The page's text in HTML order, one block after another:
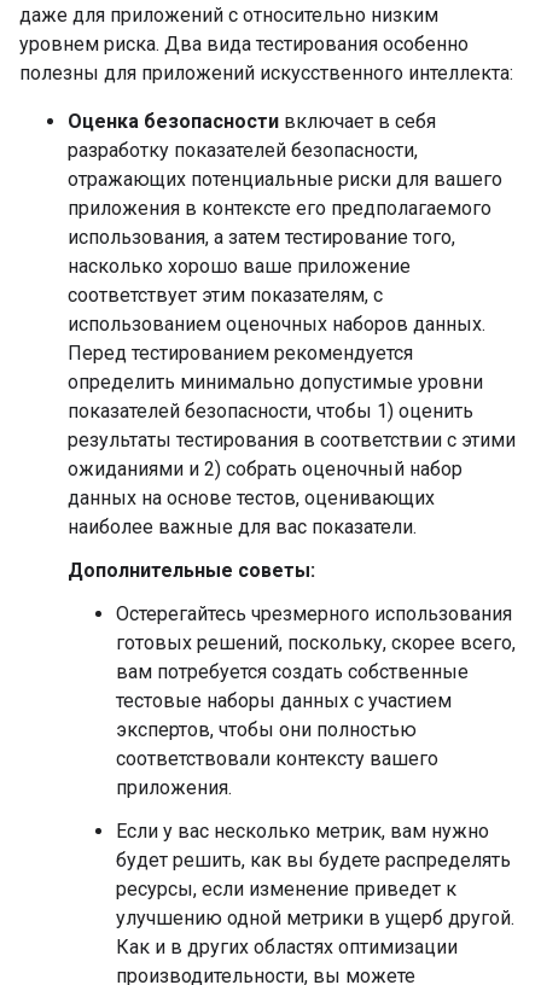
даже для приложений с относительно низким
уровнем риска. Два вида тестирования особенно
полезны для приложений искусственного интеллекта:
Оценка безопасности включает в себя
разработку показателей безопасности,
отражающих потенциальные риски для вашего
приложения в контексте его предполагаемого
использования, а затем тестирование того,
насколько хорошо ваше приложение
соответствует этим показателям, с
использованием оценочных наборов данных.
Перед тестированием рекомендуется
определить минимально допустимые уровни
показателей безопасности, чтобы 1) оценить
результаты тестирования в соответствии с этими
ожиданиями и 2) собрать оценочный набор
данных на основе тестов, оценивающих
наиболее важные для вас показатели.
Дополнительные советы:
Остерегайтесь чрезмерного использования
готовых решений, поскольку, скорее всего,
вам потребуется создать собственные
тестовые наборы данных с участием
экспертов, чтобы они полностью
соответствовали контексту вашего
приложения.
Если у вас несколько метрик, вам нужно
будет решить, как вы будете распределять
ресурсы, если изменение приведет к
улучшению одной метрики в ущерб другой.
Как и в других областях оптимизации
производительности, вы можете